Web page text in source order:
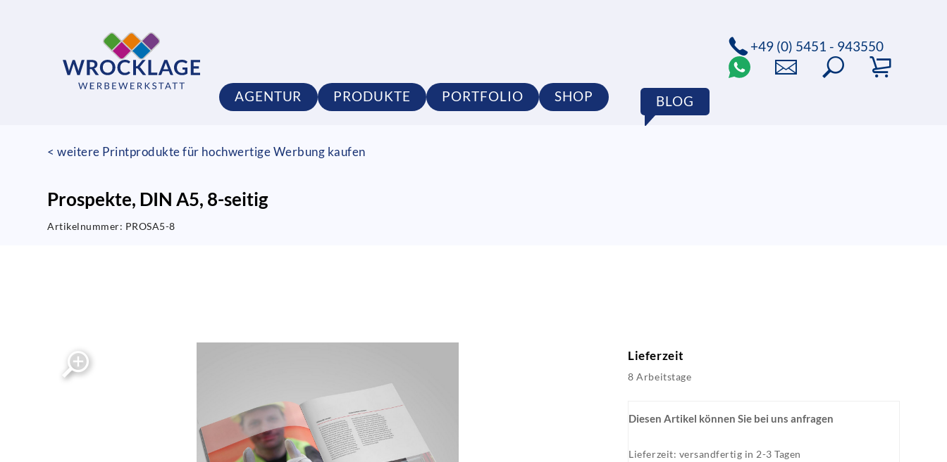
AGENTUR PRODUKTE PORTFOLIO SHOP BLOG
+49 (0) 5451 - 943550
< weitere Printprodukte für hochwertige Werbung kaufen
Prospekte, DIN A5, 8-seitig
Artikelnummer: PROSA5-8
Lieferzeit
8 Arbeitstage
Diesen Artikel können Sie bei uns anfragen
Lieferzeit: versandfertig in 2-3 Tagen